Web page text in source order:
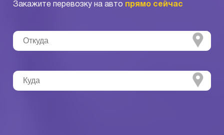
Закажите перевозку на авто прямо сейчас